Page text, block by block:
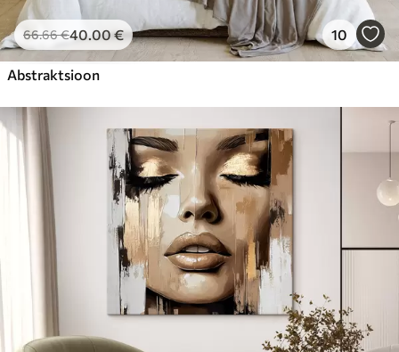
66.66€40.00€ 10
Abstraktsioon